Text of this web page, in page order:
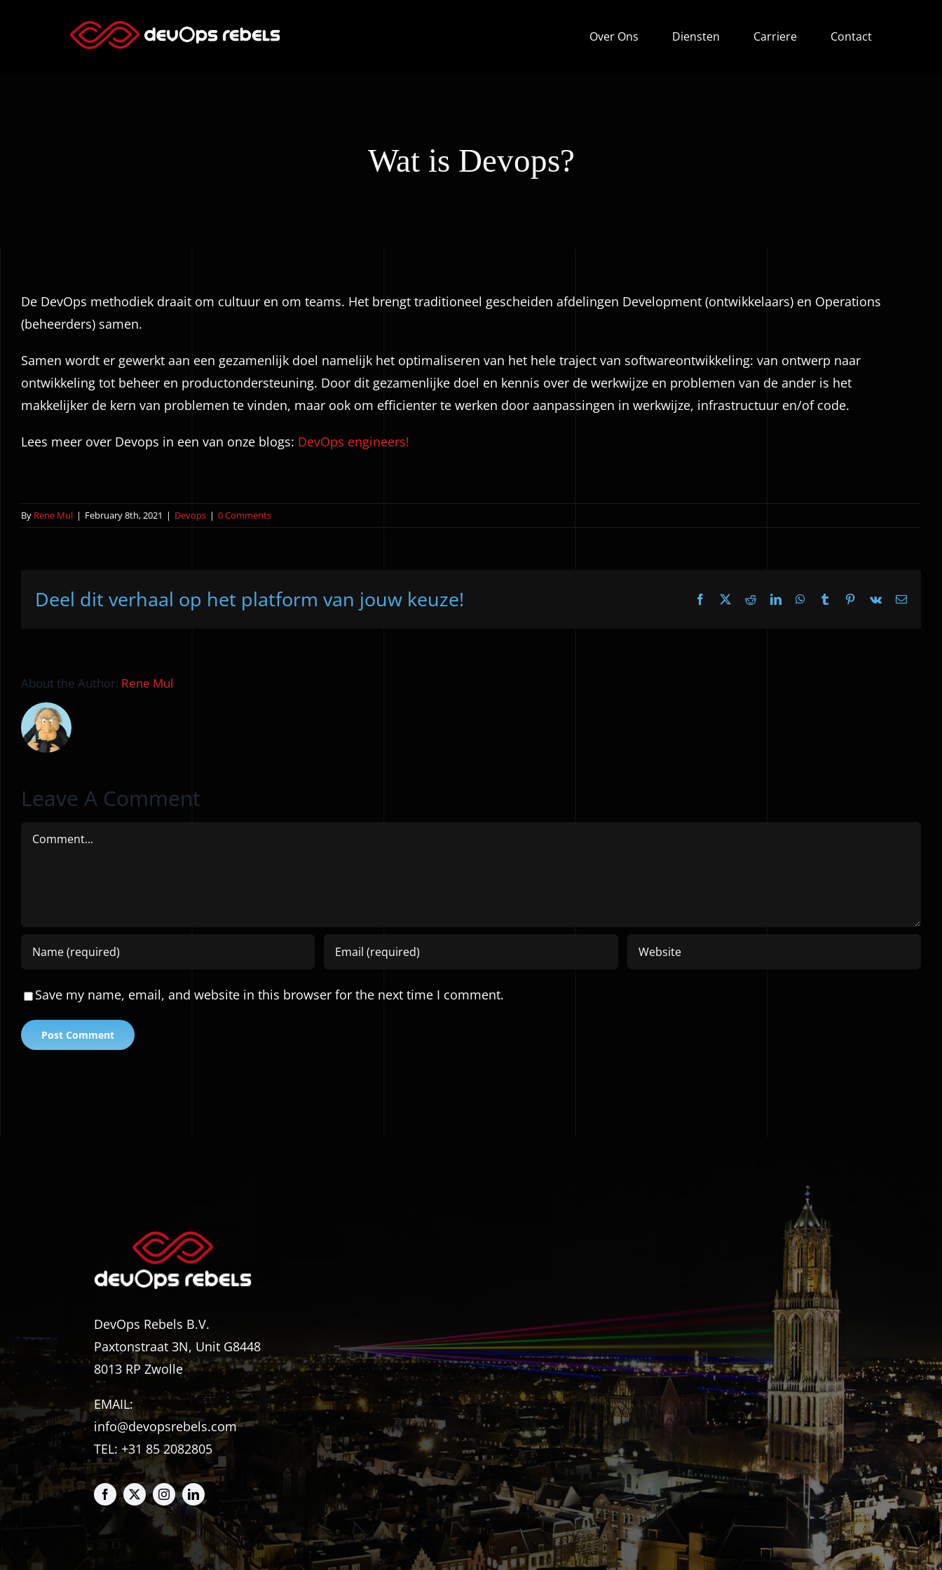
Over Ons Diensten Carriere Contact
Wat is Devops?
De DevOps methodiek draait om cultuur en om teams. Het brengt traditioneel gescheiden afdelingen Development (ontwikkelaars) en Operations
(beheerders) samen.
Samen wordt er gewerkt aan een gezamenlijk doel namelijk het optimaliseren van het hele traject van softwareontwikkeling: van ontwerp naar
ontwikkeling tot beheer en productondersteuning. Door dit gezamenlijke doel en kennis over de werkwijze en problemen van de ander is het
makkelijker de kern van problemen te vinden, maar ook om efficienter te werken door aanpassingen in werkwijze, infrastructuur en/of code.
Lees meer over Devops in een van onze blogs: DevOps engineers!
By Rene Mul | February 8th, 2021 | Devops | 0 Comments
Deel dit verhaal op het platform van jouw keuze! Facebook RedditLinkedInWhatsApp
Tumblr Pinterest
Vk Email
About the Author: Rene Mul
Leave A Comment
Comment
Save my name, email, and website in this browser for the next time I comment.
DevOps Rebels B.V.
Paxtonstraat 3N, Unit G8448
8013 RP Zwolle
EMAIL:
info@devopsrebels.com
TEL: +31 85 2082805